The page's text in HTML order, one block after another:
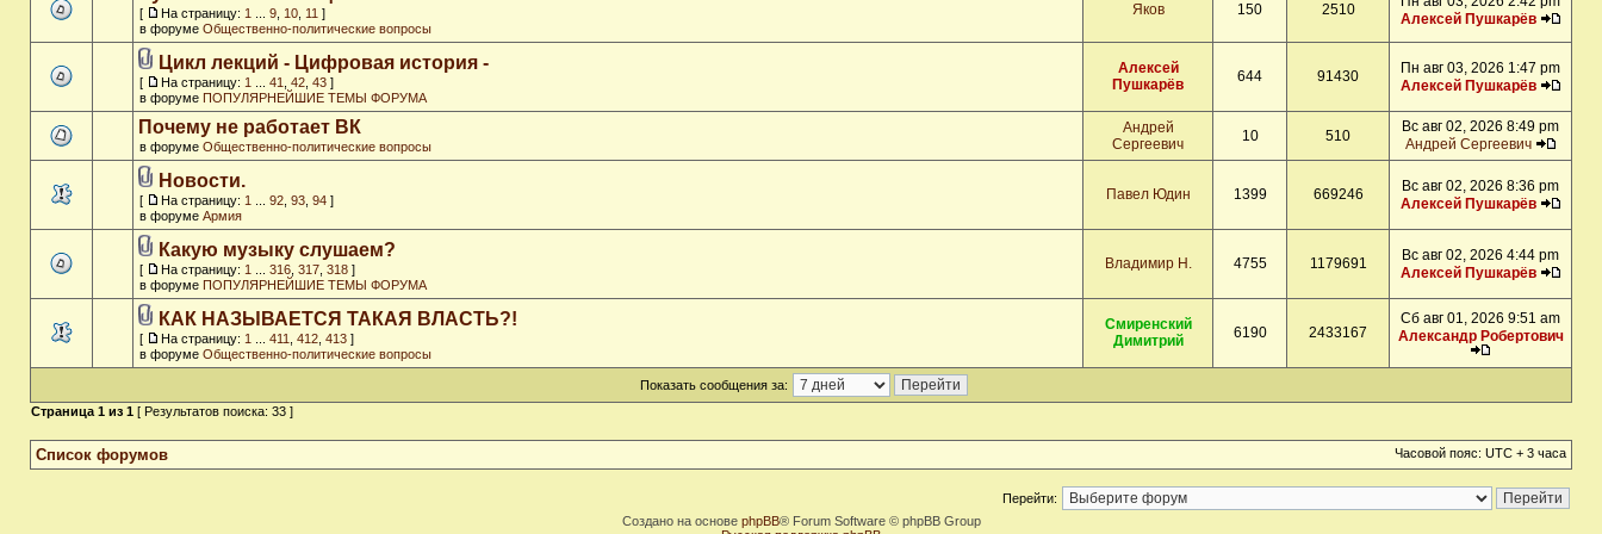
[ На страницу: 1 9 10 11 ]
в форуме Общественно-политические вопросы
Яков 150 2510
Алексей Пушкарёв
Цикл лекций - Цифровая история -
[ На страницу: 1 41 42 43 ]
в форуме ПОПУЛЯРНЕЙШИЕ ТЕМЫ ФОРУМА
Алексей
Пушкарёв
644 91430
Пн авг 03, 2026 1:47 pm
Алексей Пушкарёв
Почему не работает ВК
в форуме Общественно-политические вопросы
Андрей
Сергеевич
10 510
Вс авг 02, 2026 8:49 pm
Андрей Сергеевич
Новости.
[ На страницу: 1 92 93 94 ]
в форуме Армия
Павел Юдин 1399 669246
Вс авг 02, 2026 8:36 pm
Алексей Пушкарёв
Какую музыку слушаем?
[ На страницу: 1 316 317 318 ]
в форуме ПОПУЛЯРНЕЙШИЕ ТЕМЫ ФОРУМА
Владимир Н. 4755 1179691
Вс авг 02, 2026 4:44 pm
Алексей Пушкарёв
КАК НАЗЫВАЕТСЯ ТАКАЯ ВЛАСТЬ?!
[ На страницу: 1 411 412 413 ]
в форуме Общественно-политические вопросы
Смиренский
Димитрий
6190 2433167
Сб авг 01, 2026 9:51 am
Александр Робертович
Показать сообщения за:
Страница 1 из 1 [ Результатов поиска: 33 ]
Список форумов Часовой пояс: UTC + 3 часа
Перейти:
Создано на основе phpBB® Forum Software © phpBB Group